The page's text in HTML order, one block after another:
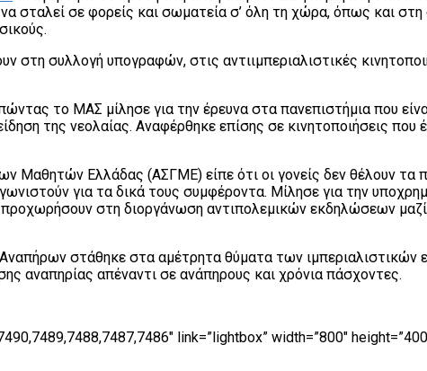
σταλεί σε φορείς και σωματεία σ’ όλη τη χώρα, όπως και
συλλογή υπογραφών, στις αντιιμπεριαλιστικές
το ΜΑΣ μίλησε για την έρευνα στα πανεπιστήμια που
της νεολαίας. Αναφέρθηκε επίσης σε κινητοποιήσεις
Μαθητών Ελλάδας (ΑΣΓΜΕ) είπε ότι οι γονείς δεν θέλουν τα
για τα δικά τους συμφέροντα. Μίλησε για την
στη διοργάνωση αντιπολεμικών εκδηλώσεων
στάθηκε στα αμέτρητα θύματα των ιμπεριαλιστικών
αναπηρίας απέναντι σε ανάπηρους και χρόνια πάσχοντες.
link=”lightbox” width=”800″